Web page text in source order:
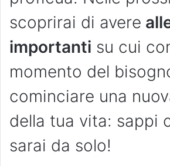
scoprirai di avere
importanti su cui
momento del
cominciare una
della tua vita: sappi
sarai da solo!